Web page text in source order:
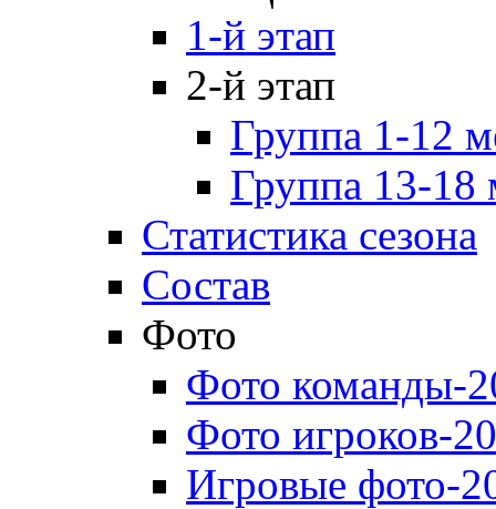
1-й этап
2-й этап
Группа 1-12
Группа 13-18
Статистика сезона
Состав
Фото
Фото команды-
Фото игроков-
Игровые фото-